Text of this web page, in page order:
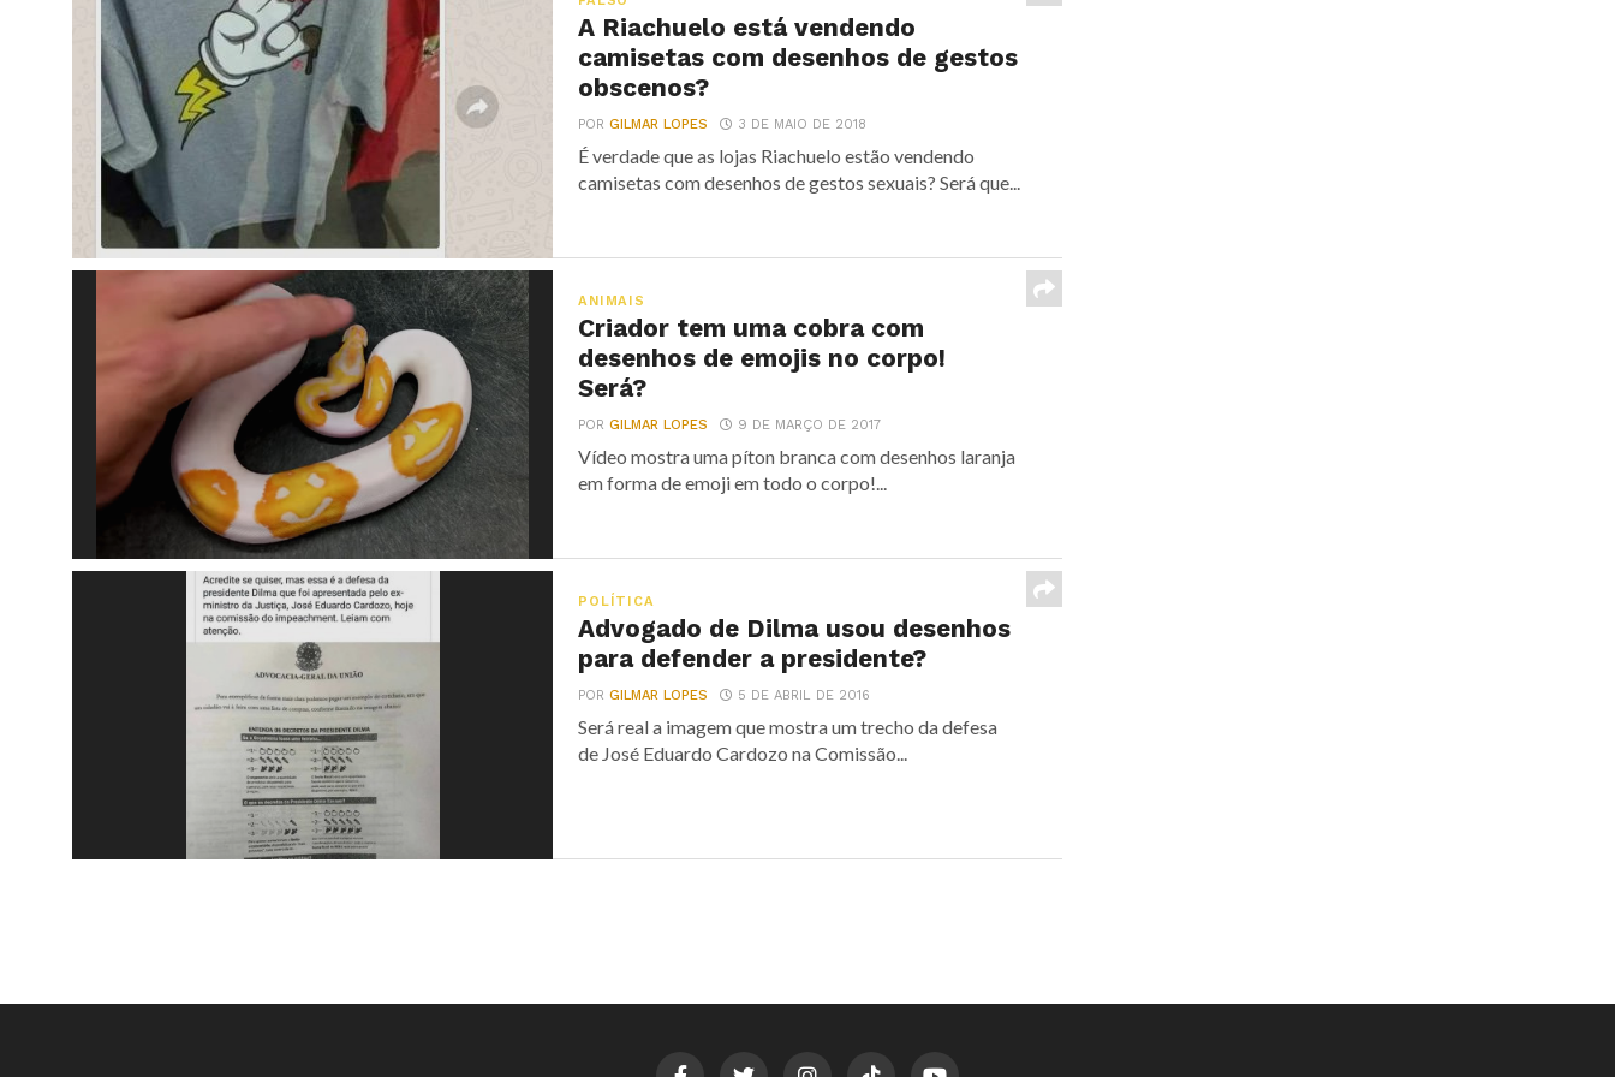
A Riachuelo está vendendo
camisetas com desenhos de gestos
obscenos?
PORGILMAR LOPES 3 DE MAIO DE 2018
É verdade que as lojas Riachuelo estão vendendo
camisetas com desenhos de gestos sexuais? Será que...
ANIMAIS
Criador tem uma cobra com
desenhos de emojis no corpo!
Será?
PORGILMAR LOPES 9 DE MARÇO DE 2017
Vídeo mostra uma píton branca com desenhos laranja
em forma de emoji em todo o corpo!...
POLÍTICA
Advogado de Dilma usou desenhos
para defender a presidente?
PORGILMAR LOPES 5 DE ABRIL DE 2016
Será real a imagem que mostra um trecho da defesa
de José Eduardo Cardozo na Comissão...